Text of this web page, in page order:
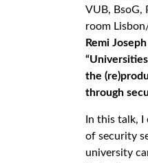
VUB, BsoG,
room
Remi
the
through
In this talk, I
of security
university